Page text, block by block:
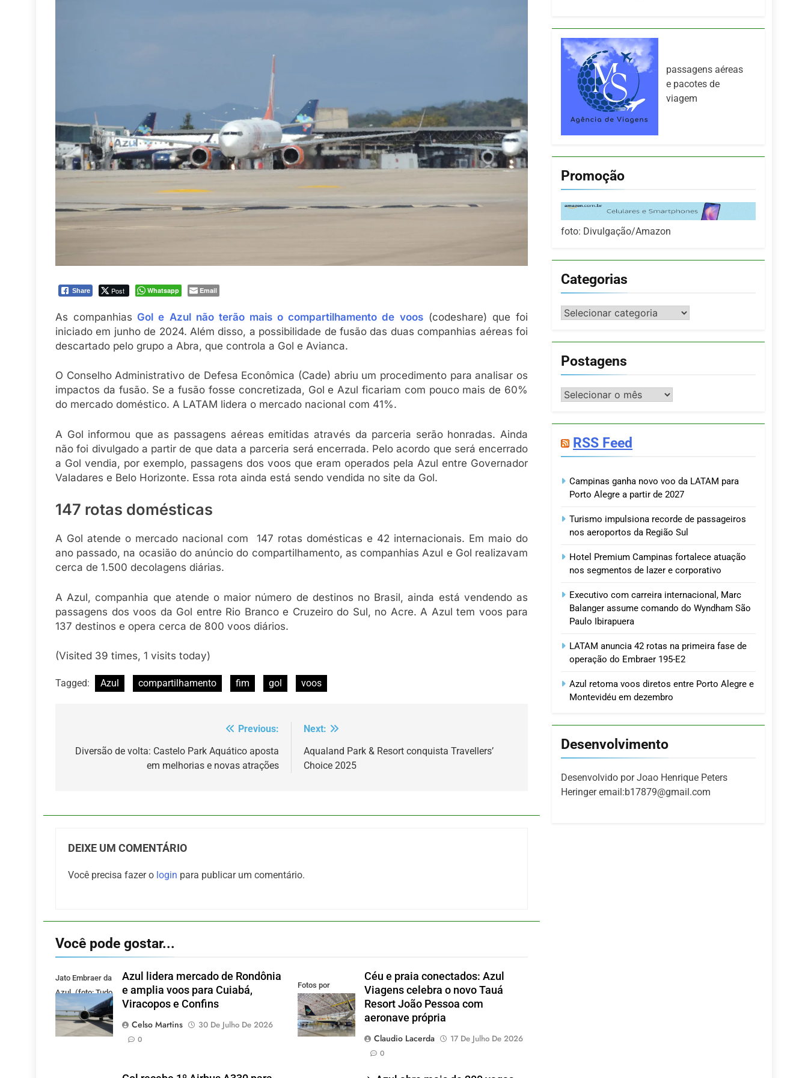
Share Post Whatsapp Email
As companhias Gol e Azul não terão mais o compartilhamento de voos(codeshare) que foi
iniciado em junho de 2024. Além disso, a possibilidade de fusão das duas companhias aéreas foi
descartado pelo grupo a Abra, que controla a Gol e Avianca.
O Conselho Administrativo de Defesa Econômica (Cade) abriu um procedimento para analisar os
impactos da fusão. Se a fusão fosse concretizada, Gol e Azul ficariam com pouco mais de 60%
do mercado doméstico. A LATAM lidera o mercado nacional com 41%.
A Gol informou que as passagens aéreas emitidas através da parceria serão honradas. Ainda
não foi divulgado a partir de que data a parceria será encerrada. Pelo acordo que será encerrado
a Gol vendia, por exemplo, passagens dos voos que eram operados pela Azul entre Governador
Valadares e Belo Horizonte. Essa rota ainda está sendo vendida no site da Gol.
147 rotas domésticas
A Gol atende o mercado nacional com 147 rotas domésticas e 42 internacionais. Em maio do
ano passado, na ocasião do anúncio do compartilhamento, as companhias Azul e Gol realizavam
cerca de 1.500 decolagens diárias.
A Azul, companhia que atende o maior número de destinos no Brasil, ainda está vendendo as
passagens dos voos da Gol entre Rio Branco e Cruzeiro do Sul, no Acre. A Azul tem voos para
137 destinos e opera cerca de 800 voos diários.
(Visited 39 times, 1 visits today)
Tagged: Azul compartilhamento fim gol voos
de
Previous:
Diversão de volta: Castelo Park Aquático aposta
em melhorias e novas atrações
Next:
Aqualand Park & Resort conquista Travellers’
Choice 2025
DEIXE UM COMENTÁRIO
Você precisa fazer o login para publicar um comentário.
Você pode gostar...
Jato Embraer da
Azul. (foto: Tudo
Viagem)
Azul lidera mercado de Rondônia
e amplia voos para Cuiabá,
Viracopos e Confins
Celso Martins
30 De Julho De 2026
0
Fotos por
Divulgação
Céu e praia conectados: Azul
Viagens celebra o novo Tauá
Resort João Pessoa com
aeronave própria
Claudio Lacerda
17 De Julho De 2026
0
passagens aéreas
e pacotes de
viagem
Promoção
foto: Divulgação/Amazon
Categorias
Categorias
Postagens
Postagens
RSS Feed
Campinas ganha novo voo da LATAM para
Porto Alegre a partir de 2027
Turismo impulsiona recorde de passageiros
nos aeroportos da Região Sul
Hotel Premium Campinas fortalece atuação
nos segmentos de lazer e corporativo
Executivo com carreira internacional, Marc
Balanger assume comando do Wyndham São
Paulo Ibirapuera
LATAM anuncia 42 rotas na primeira fase de
operação do Embraer 195-E2
Azul retoma voos diretos entre Porto Alegre e
Montevidéu em dezembro
Desenvolvimento
Desenvolvido por Joao Henrique Peters
Heringer email:b17879@gmail.com